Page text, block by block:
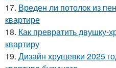
17. Вреден ли потолок из
квартире
18. Как превратить двушку-
квартиру
19. Дизайн хрущевки 2025